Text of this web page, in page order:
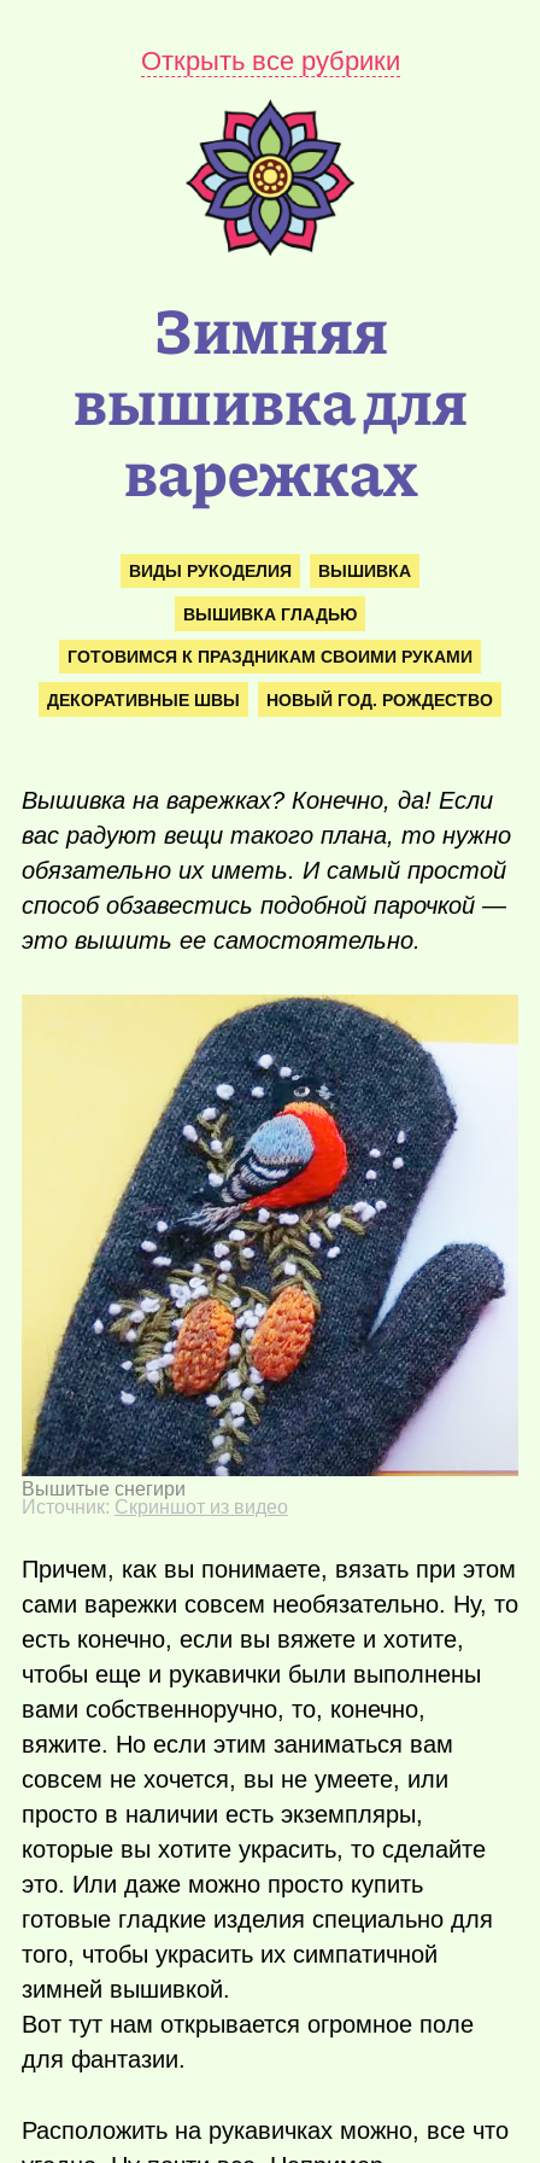
Открыть все рубрики
Зимняя
вышивка для
варежках
ВИДЫ РУКОДЕЛИЯ ВЫШИВКА
ВЫШИВКА ГЛАДЬЮ
ГОТОВИМСЯ К ПРАЗДНИКАМ СВОИМИ РУКАМИ
ДЕКОРАТИВНЫЕ ШВЫ НОВЫЙ ГОД. РОЖДЕСТВО
Вышивка на варежках? Конечно, да! Если
вас радуют вещи такого плана, то нужно
обязательно их иметь. И самый простой
способ обзавестись подобной парочкой —
это вышить ее самостоятельно.
Вышитые снегири
Источник: Скриншот из видео
Причем, как вы понимаете, вязать при этом
сами варежки совсем необязательно. Ну, то
есть конечно, если вы вяжете и хотите,
чтобы еще и рукавички были выполнены
вами собственноручно, то, конечно,
вяжите. Но если этим заниматься вам
совсем не хочется, вы не умеете, или
просто в наличии есть экземпляры,
которые вы хотите украсить, то сделайте
это. Или даже можно просто купить
готовые гладкие изделия специально для
того, чтобы украсить их симпатичной
зимней вышивкой.
Вот тут нам открывается огромное поле
для фантазии.
Расположить на рукавичках можно, все что